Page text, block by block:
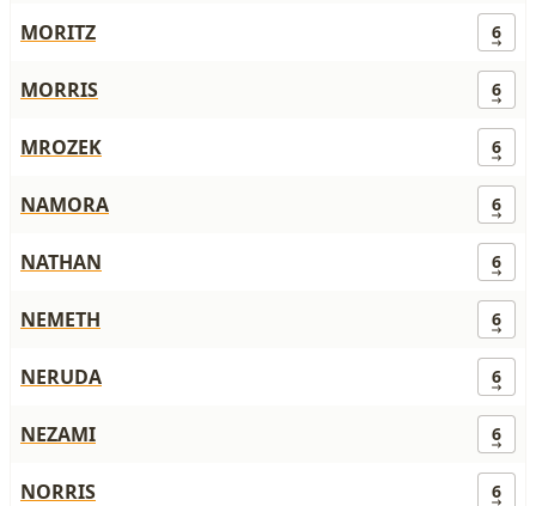
MORITZ 6
MORRIS 6
MROZEK 6
NAMORA 6
NATHAN 6
NEMETH 6
NERUDA 6
NEZAMI 6
NORRIS 6